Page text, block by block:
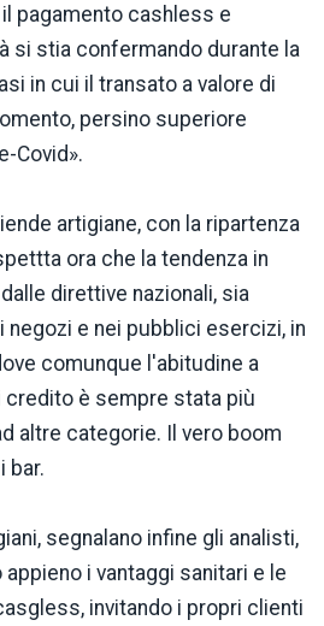
pagamento cashless e
si stia confermando durante la
in cui il transato a valore di
persino superiore
Covid».
artigiane, con la ripartenza
ora che la tendenza in
direttive nazionali, sia
negozi e nei pubblici esercizi, in
comunque l'abitudine a
credito è sempre stata più
altre categorie. Il vero boom
bar.
segnalano infine gli analisti,
appieno i vantaggi sanitari e le
invitando i propri clienti